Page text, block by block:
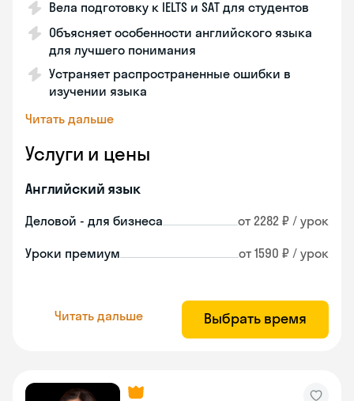
Вела подготовку к IELTS и SAT для студентов
Объясняет особенности английского языка
для лучшего понимания
Устраняет распространенные ошибки в
изучении языка
Читать дальше
Услуги и цены
Английский язык
Деловой - для бизнеса от 2282 ₽ / урок
Уроки премиум от 1590 ₽ / урок
Читать дальше Выбрать время